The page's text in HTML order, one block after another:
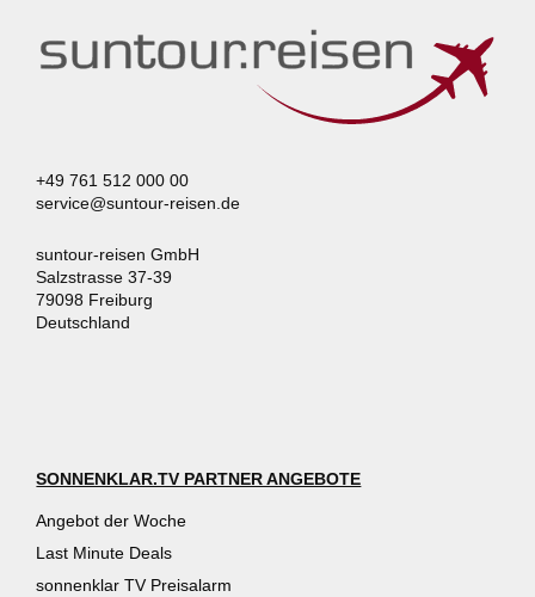
+49 761 512 000 00
service@suntour-reisen.de
suntour-reisen GmbH
Salzstrasse 37-39
79098 Freiburg
Deutschland
SONNENKLAR.TV PARTNER ANGEBOTE
Angebot der Woche
Last Minute Deals
sonnenklar TV Preisalarm